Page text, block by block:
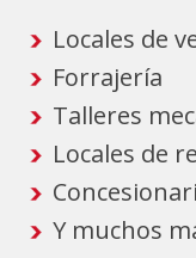
Locales de
Forrajería
Talleres
Locales de
Y muchos